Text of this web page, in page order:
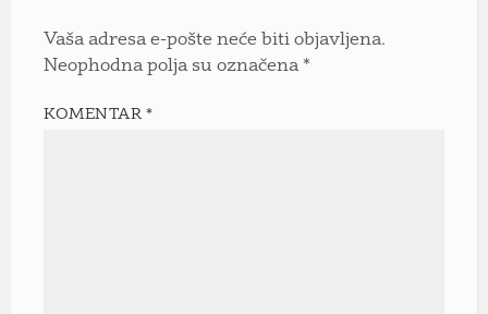
Vaša adresa e-pošte neće biti objavljena.
Neophodna polja su označena *
KOMENTAR*